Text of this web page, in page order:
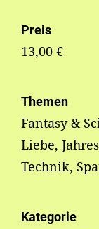
Preis
13,00 €
Themen
Fantasy &
Liebe,
Technik,
Kategorie